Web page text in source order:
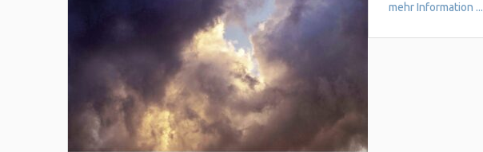
mehr Information ...